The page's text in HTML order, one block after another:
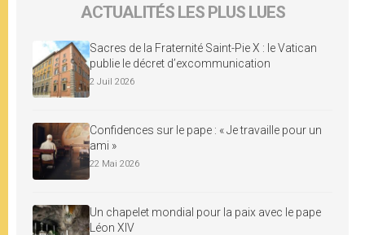
ACTUALITÉS LES PLUS LUES
Sacres de la Fraternité Saint-Pie X : le Vatican
publie le décret d’excommunication
2 Juil 2026
Confidences sur le pape : « Je travaille pour un
ami »
22 Mai 2026
Un chapelet mondial pour la paix avec le pape
Léon XIV